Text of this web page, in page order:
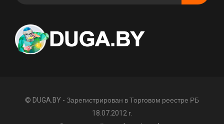
© DUGA.BY - Зарегистрирован в Торговом реестре РБ
18.07.2012 г.